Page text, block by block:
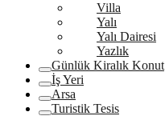
Villa
Yalı
Yalı Dairesi
Yazlık
Günlük Kiralık Konut
İş Yeri
Arsa
Turistik Tesis